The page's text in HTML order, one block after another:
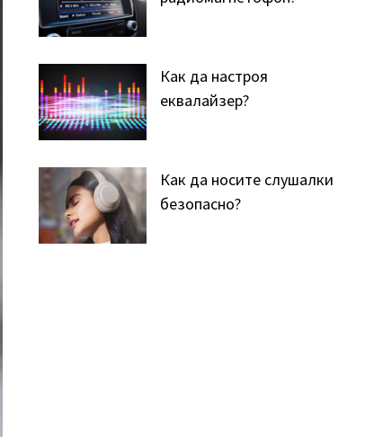
Как да настроя
еквалайзер?
Как да носите слушалки
безопасно?